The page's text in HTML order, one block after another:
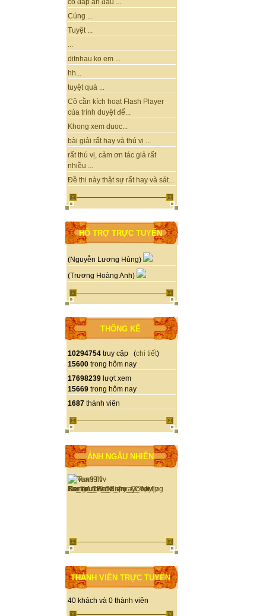
có đáp án đâu ...
Cúng ...
Tuyệt ...
...
ditnhau ko em ...
hh...
tuyệt quá ...
Cô cần kích hoạt Flash Player
của trình duyệt để...
Khong xem duoc...
bài giải rất hay và thú vị ...
rất thú vị, cảm ơn tác giả rất
nhiều ...
Đề thi này thật sự rất hay và sát...
HỖ TRỢ TRỰC TUYẾN
(Nguyễn Lương Hùng)
(Trương Hoàng Anh)
THỐNG KÊ
10294754 truy cập (chi tiết)
15600 trong hôm nay
17698239 lượt xem
15669 trong hôm nay
1687 thành viên
ẢNH NGẪU NHIÊN
THÀNH VIÊN TRỰC TUYẾN
40 khách và 0 thành viên